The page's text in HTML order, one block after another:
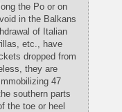
the Po or on
in the Balkans
of Italian
etc., have
dropped from
they are
47
southern parts
the toe or heel